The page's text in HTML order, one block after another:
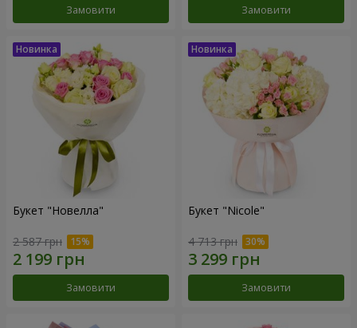
Замовити Замовити
Букет "Новелла"
2 587 грн
Замовити
Букет "Nicole"
4 713 грн
Замовити